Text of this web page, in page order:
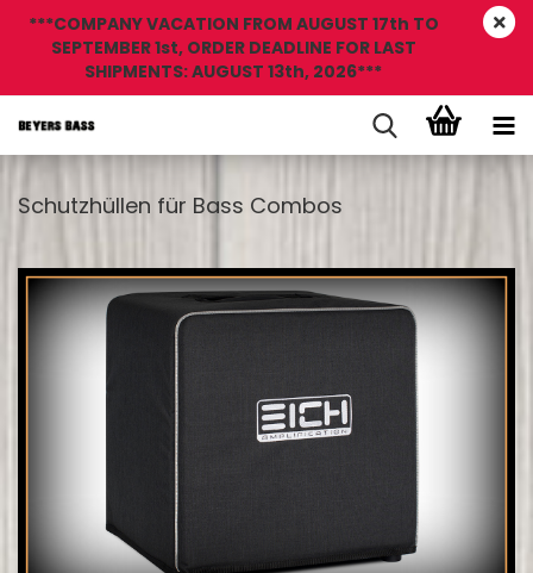
***COMPANY VACATION FROM AUGUST 17th TO
SEPTEMBER 1st, ORDER DEADLINE FOR LAST
SHIPMENTS: AUGUST 13th, 2026***
Schutzhüllen für Bass Combos